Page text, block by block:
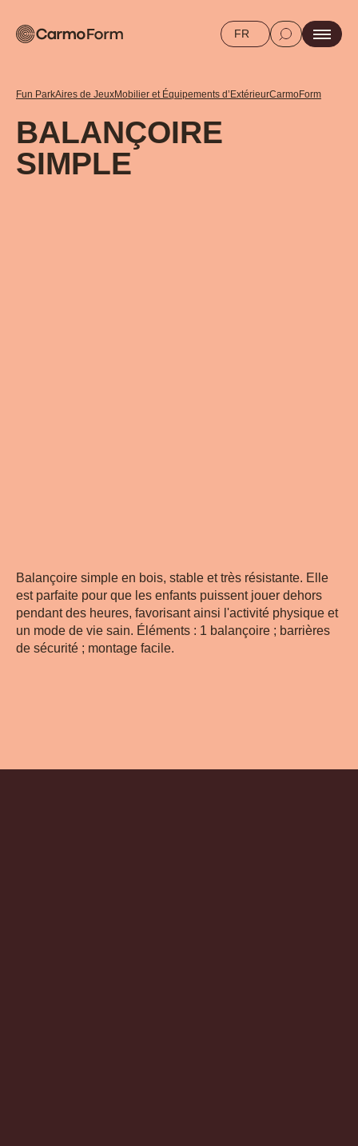
FR
Fun ParkAires de JeuxMobilier et Équipements d’ExtérieurCarmoForm
BALANÇOIRE
SIMPLE
Balançoire simple en bois, stable et très résistante. Elle
est parfaite pour que les enfants puissent jouer dehors
pendant des heures, favorisant ainsi l'activité physique et
un mode de vie sain. Éléments : 1 balançoire ; barrières
de sécurité ; montage facile.